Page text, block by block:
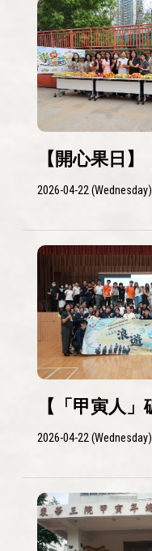
【開心果日】
2026-04-22 (Wednesday)
【「甲寅人」
2026-04-22 (Wednesday)